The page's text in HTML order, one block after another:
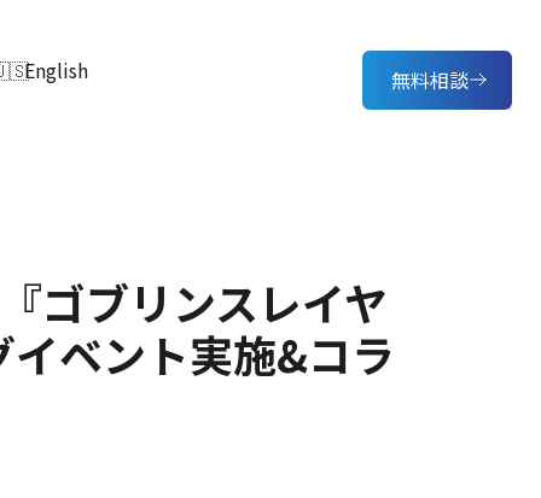
English 無料相談
ゴブリンスレイヤ
ベント実施&コラ